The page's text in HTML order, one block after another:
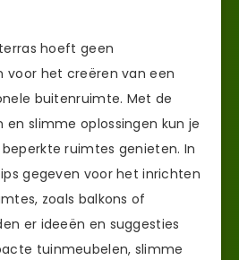
hoeft geen
voor het creëren van een
buitenruimte. Met de
slimme oplossingen kun je
ruimtes genieten. In
gegeven voor het inrichten
zoals balkons of
er ideeën en suggesties
tuinmeubelen, slimme